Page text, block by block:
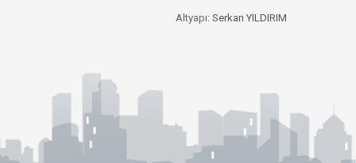
Altyapı: Serkan YILDIRIM